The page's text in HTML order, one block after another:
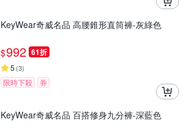
KeyWear奇威名品 高腰錐形直筒褲-灰綠色
$992 61折
5 (3)
限時下殺 券
KeyWear奇威名品 百搭修身九分褲-深藍色